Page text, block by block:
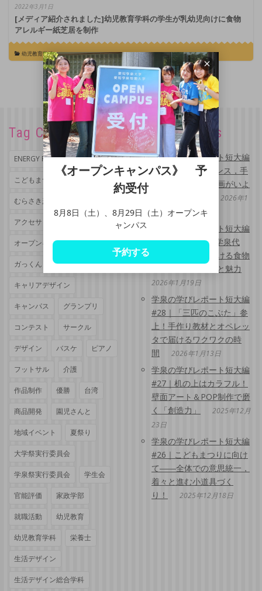
2022年3月1日
[メディア紹介されました]幼児教育学科の学生が乳幼児向けに食物
アレルギー紙芝居を制作
幼児教育学科
Tag Cloud
ENERGY FES MOVIE
こどもまつり まゆ人形
むらさき麦
アクセサリー
オープンキャンパス
ガっくん キャラクター
キャリアデザイン
キャンパス グランプリ
コンテスト サークル
デザイン バスケ ピアノ
フットサル 介護
作品制作 優勝 台湾
商品開発 園児さんと
地域イベント 夏祭り
大学祭実行委員会
学泉祭実行委員会 学生会
官能評価 家政学部
就職活動 幼児教育
幼児教育学科 栄養士
生活デザイン
生活デザイン総合学科
Recent Posts
学泉の学びレポート短大編
#30｜水鉄砲にダンス，手
袋アート！ゼミ企画がいよ
2026年1
月29日
学泉の学びレポート短大編
#29｜「みんなは学泉代
表！」高校生に届ける食物
栄養学科のリアルと魅力
2026年1月19日
学泉の学びレポート短大編
#28｜「三匹のこぶた」参
上！手作り教材とオペレッ
タで届けるワクワクの時
間
2026年1月13日
学泉の学びレポート短大編
#27｜机の上はカラフル！
壁面アート＆POP制作で磨
く「創造力」
2025年12月
23日
学泉の学びレポート短大編
#26｜こどもまつりに向け
て――全体での意思統一，
着々と進む小道具づく
り！
2025年12月18日
《オープンキャンパス》 予
約受付
8月8日（土）、8月29日（土）オープンキ
ャンパス
予約する